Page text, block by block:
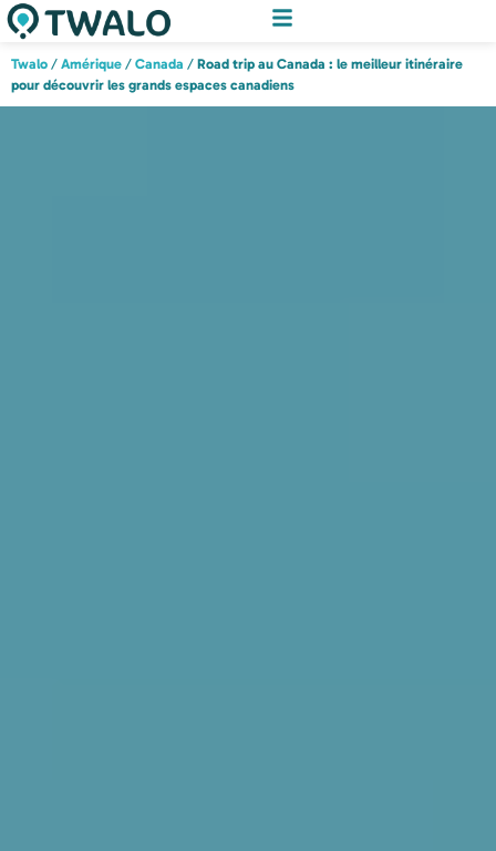
Twalo / Amérique / Canada / Road trip au Canada : le meilleur itinéraire
pour découvrir les grands espaces canadiens